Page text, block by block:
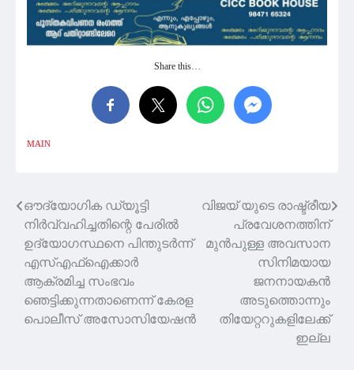
Share this…
MAIN
Post
navigation
ഔദ്യോഗിക ഡ്യൂട്ടി
നിര്‍വ്വഹിച്ചതിന്റെ പേരില്‍
ഉദ്യോഗസ്ഥനെ പിന്തുടര്‍ന്ന്
എസ്എഫ്‌ഐക്കാർ
ആക്രമിച്ച സംഭവം
ഞെട്ടിക്കുന്നതാണെന്ന് കേരള
പൊലീസ് അസോസിയേഷന്‍
വിജയ് യുടെ രാഷ്ട്രീയ
പ്രവേശനത്തിന്
മുൻപുള്ള അവസാന
സിനിമയായ
ജനനായകൻ
അടുത്തൊന്നും
തിയേറ്ററുകളിലേക്ക്
ഇല്ല